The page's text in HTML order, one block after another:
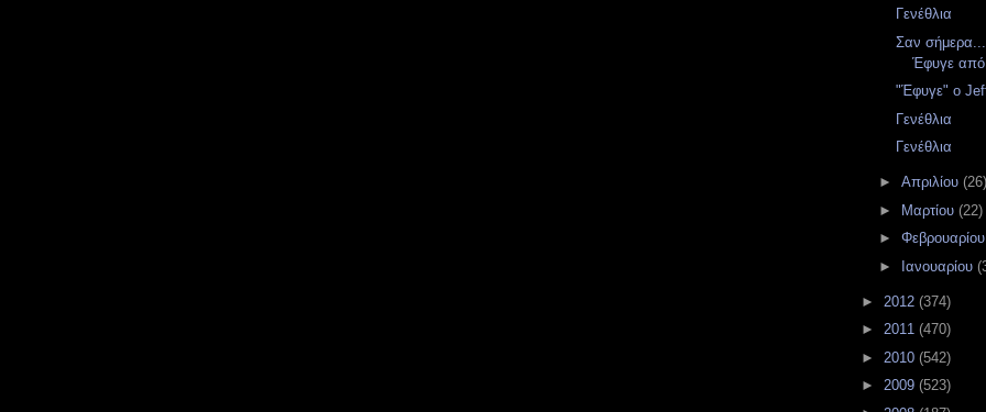
Γενέθλια
Σαν
Έφυγε από
"Έφυγε" ο
Γενέθλια
Γενέθλια
► Απριλίου (26)
► Μαρτίου (22)
► Φεβρουαρίου
► Ιανουαρίου
► 2012 (374)
► 2011 (470)
► 2010 (542)
► 2009 (523)